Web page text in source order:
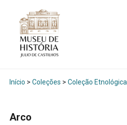
Início > Coleções > Coleção Etnológica
Arco